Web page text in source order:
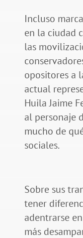
Incluso
en la ciudad
las
opositores a
actual
Huila Jaime
al personaje
mucho de
sociales.
Sobre sus
tener
adentrarse
más